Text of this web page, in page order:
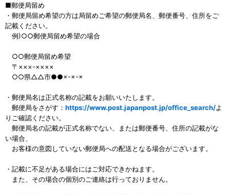
■郵便局留め
・郵便局留め希望の方は局留めご希望の郵便局名、郵便番号、住所をご
記載ください。
例)○○郵便局留め希望の場合
○○郵便局留め希望
〒×××-××××
○○県△△市●●×-×-×
・郵便局名は正式名称の記載をお願いいたします。
郵便局をさがす： https://www.post.japanpost.jp/office_search/よ
りご確認ください。
郵便局名の記載が正式名称でない、または郵便番号、住所の記載がな
い場合、
お客様の意図していない郵便局への配送となる場合がございます。
・記載に不足がある場合にはご対応できかねます。
また、その場合の個別のご連絡は行っておりません。